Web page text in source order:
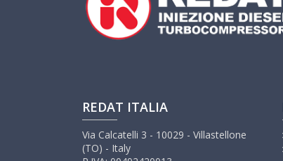
REDAT ITALIA
Via Calcatelli 3 - 10029 - Villastellone
(TO) - Italy